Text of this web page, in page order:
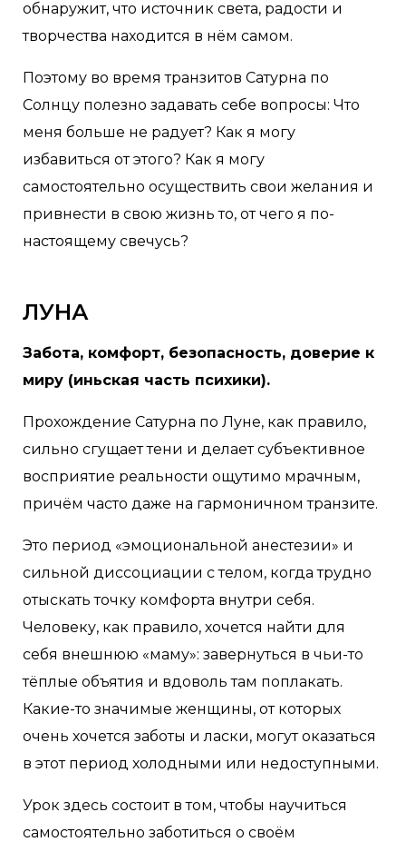
обнаружит, что источник света, радости и
творчества находится в нём самом.
Поэтому во время транзитов Сатурна по
Солнцу полезно задавать себе вопросы: Что
меня больше не радует? Как я могу
избавиться от этого? Как я могу
самостоятельно осуществить свои желания и
привнести в свою жизнь то, от чего я по-
настоящему свечусь?
ЛУНА
Забота, комфорт, безопасность, доверие к
миру (иньская часть психики).
Прохождение Сатурна по Луне, как правило,
сильно сгущает тени и делает субъективное
восприятие реальности ощутимо мрачным,
причём часто даже на гармоничном транзите.
Это период «эмоциональной анестезии» и
сильной диссоциации с телом, когда трудно
отыскать точку комфорта внутри себя.
Человеку, как правило, хочется найти для
себя внешнюю «маму»: завернуться в чьи-то
тёплые объятия и вдоволь там поплакать.
Какие-то значимые женщины, от которых
очень хочется заботы и ласки, могут оказаться
в этот период холодными или недоступными.
Урок здесь состоит в том, чтобы научиться
самостоятельно заботиться о своём